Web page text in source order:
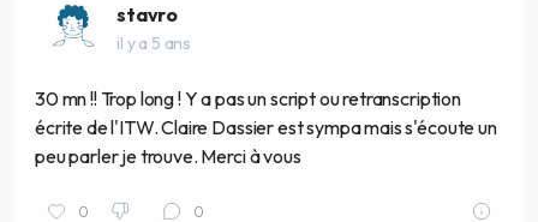
stavro
il y a 5 ans
30 mn !! Trop long ! Y a pas un script ou retranscription
écrite de l'ITW. Claire Dassier est sympa mais s'écoute un
peu parler je trouve. Merci à vous
0 0